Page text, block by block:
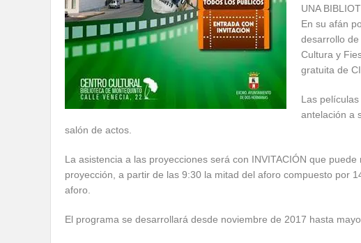
UNA
En su afán
desarrollo
Cultura y
gratuita de
Las
antelación a
salón de actos.
La asistencia a las proyecciones será con INVITACIÓN que
proyección, a partir de las 9:30 la mitad del aforo compuesto por
aforo.
El programa se desarrollará desde noviembre de 2017 hasta